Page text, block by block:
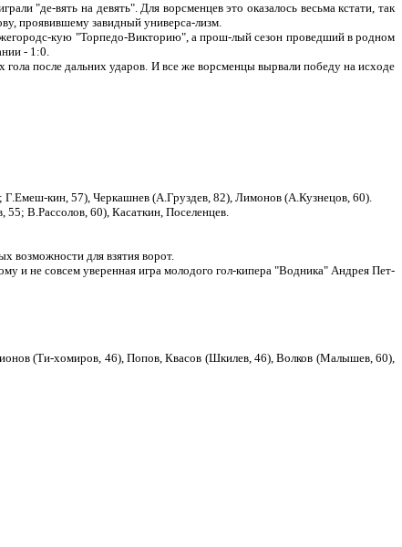
"де-вять на девять". Для ворсменцев это оказалось весьма кстати, так
проявившему завидный универса-лизм.
кую "Торпедо-Викторию", а прош-лый сезон проведший в родном
- 1:0.
после дальних ударов. И все же ворсменцы вырвали победу на исходе
кин, 57), Черкашнев (А.Груздев, 82), Лимонов (А.Кузнецов, 60).
В.Рассолов, 60), Касаткин, Поселенцев.
возможности для взятия ворот.
и не совсем уверенная игра молодого гол-кипера "Водника" Андрея Пет-
(Ти-хомиров, 46), Попов, Квасов (Шкилев, 46), Волков (Малышев, 60),